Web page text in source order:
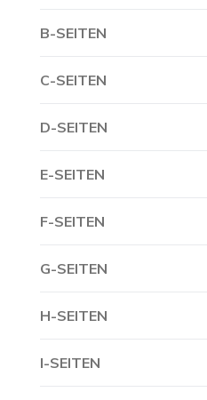
B-SEITEN
C-SEITEN
D-SEITEN
E-SEITEN
F-SEITEN
G-SEITEN
H-SEITEN
I-SEITEN